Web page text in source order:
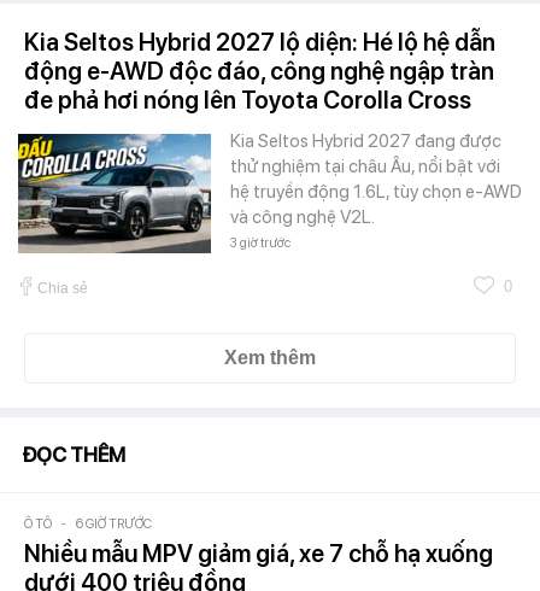
Kia Seltos Hybrid 2027 lộ diện: Hé lộ hệ dẫn
động e-AWD độc đáo, công nghệ ngập tràn
đe phả hơi nóng lên Toyota Corolla Cross
Kia Seltos Hybrid 2027 đang được
thử nghiệm tại châu Âu, nổi bật với
hệ truyền động 1.6L, tùy chọn e-AWD
và công nghệ V2L.
3 giờ trước
Chia sẻ 0
Xem thêm
ĐỌC THÊM
Ô TÔ - 6 GIỜ TRƯỚC
Nhiều mẫu MPV giảm giá, xe 7 chỗ hạ xuống
dưới 400 triệu đồng